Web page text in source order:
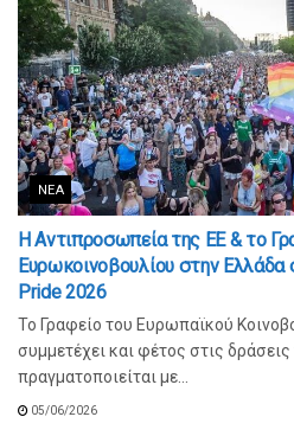
ΝΈΑ
Η Αντιπροσωπεία της ΕΕ & το
Ευρωκοινοβουλίου στην Ελλάδα
Pride 2026
Το Γραφείο του Ευρωπαϊκού
συμμετέχει και φέτος στις
πραγματοποιείται με...
05/06/2026